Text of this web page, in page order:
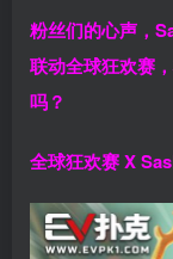
粉丝们的心声，
联动全球狂欢赛
吗？
全球狂欢赛 X